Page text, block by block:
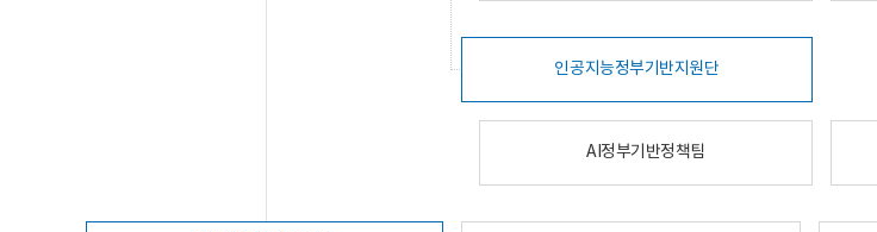
인공지능정부기반지원단
AI정부기반정책팀